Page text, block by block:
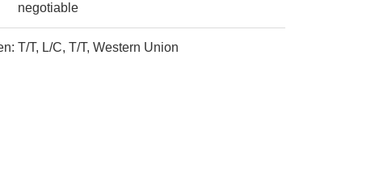
negotiable
T/T, L/C, T/T, Western Union